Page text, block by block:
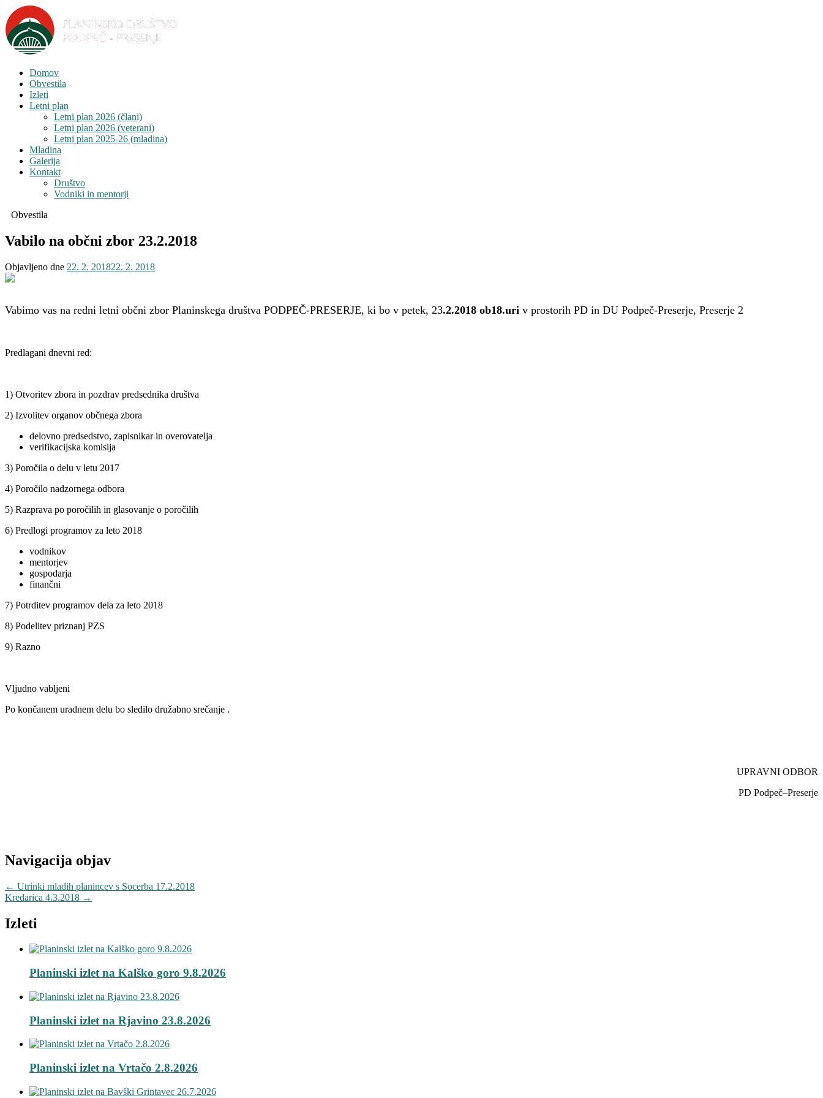
Domov
Obvestila
Izleti
Letni plan
Letni plan 2026 (člani)
Letni plan 2026 (veterani)
Letni plan 2025-26 (mladina)
Mladina
Galerija
Kontakt
Društvo
Vodniki in mentorji
Obvestila
Vabilo na občni zbor 23.2.2018
Objavljeno dne 22. 2. 201822. 2. 2018
Vabimo vas na redni letni občni zbor Planinskega društva PODPEČ-PRESERJE, ki bo v petek, 23.2.2018 ob18.uri v prostorih PD in DU Podpeč-Preserje, Preserje 2
Predlagani dnevni red:
1) Otvoritev zbora in pozdrav predsednika društva
2) Izvolitev organov občnega zbora
delovno predsedstvo, zapisnikar in overovatelja
verifikacijska komisija
3) Poročila o delu v letu 2017
4) Poročilo nadzornega odbora
5) Razprava po poročilih in glasovanje o poročilih
6) Predlogi programov za leto 2018
vodnikov
mentorjev
gospodarja
finančni
7) Potrditev programov dela za leto 2018
8) Podelitev priznanj PZS
9) Razno
Vljudno vabljeni
Po končanem uradnem delu bo sledilo družabno srečanje .
UPRAVNI ODBOR
PD Podpeč–Preserje
Navigacija objav
← Utrinki mladih planincev s Socerba 17.2.2018
Kredarica 4.3.2018 →
Izleti
Planinski izlet na Kalško goro 9.8.2026
Planinski izlet na Rjavino 23.8.2026
Planinski izlet na Vrtačo 2.8.2026